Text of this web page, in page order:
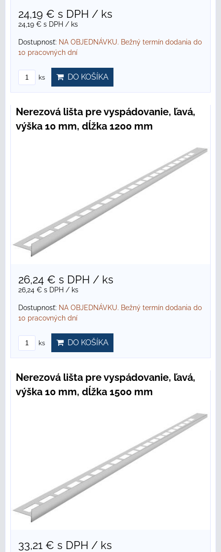
24,19 € s DPH / ks
24,19 € s DPH / ks
Dostupnosť: NA OBJEDNÁVKU. Bežný termín dodania do
10 pracovných dní
ks DO KOŠÍKA
Nerezová lišta pre vyspádovanie, ľavá,
výška 10 mm, dĺžka 1200 mm
26,24 € s DPH / ks
26,24 € s DPH / ks
Dostupnosť: NA OBJEDNÁVKU. Bežný termín dodania do
10 pracovných dní
ks DO KOŠÍKA
Nerezová lišta pre vyspádovanie, ľavá,
výška 10 mm, dĺžka 1500 mm
33,21 € s DPH / ks